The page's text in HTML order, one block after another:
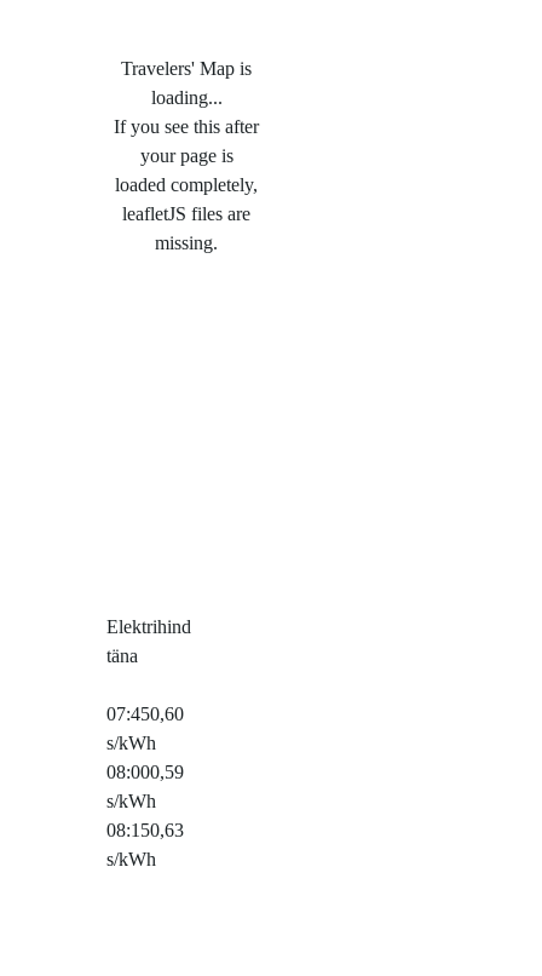
Travelers' Map is
loading...
If you see this after
your page is
loaded completely,
leafletJS files are
missing.
Elektrihind
täna
07:450,60
s/kWh
08:000,59
s/kWh
08:150,63
s/kWh